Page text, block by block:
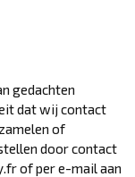
gedachten
dat wij contact
of
door contact
of per e-mail aan